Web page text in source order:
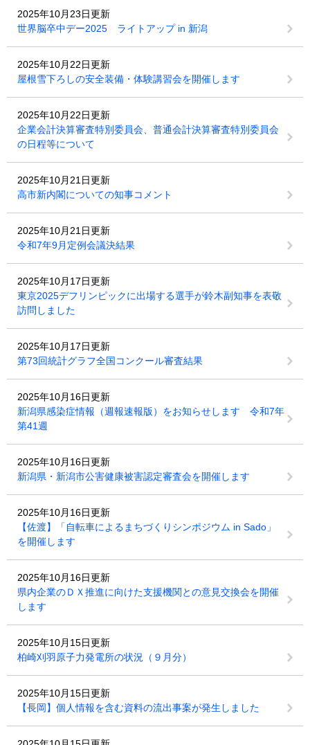
2025年10月23日更新
世界脳卒中デー2025 ライトアップ in 新潟
2025年10月22日更新
屋根雪下ろしの安全装備・体験講習会を開催します
2025年10月22日更新
企業会計決算審査特別委員会、普通会計決算審査特別委員会
の日程等について
2025年10月21日更新
高市新内閣についての知事コメント
2025年10月21日更新
令和7年9月定例会議決結果
2025年10月17日更新
東京2025デフリンピックに出場する選手が鈴木副知事を表敬
訪問しました
2025年10月17日更新
第73回統計グラフ全国コンクール審査結果
2025年10月16日更新
新潟県感染症情報（週報速報版）をお知らせします 令和7年
第41週
2025年10月16日更新
新潟県・新潟市公害健康被害認定審査会を開催します
2025年10月16日更新
【佐渡】「自転車によるまちづくりシンポジウム in Sado」
を開催します
2025年10月16日更新
県内企業のＤＸ推進に向けた支援機関との意見交換会を開催
します
2025年10月15日更新
柏崎刈羽原子力発電所の状況（９月分）
2025年10月15日更新
【長岡】個人情報を含む資料の流出事案が発生しました